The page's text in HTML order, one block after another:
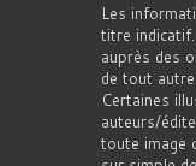
Les
titre
auprès des
de tout
Certaines
auteurs/
toute image